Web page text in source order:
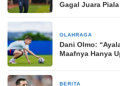
Gagal Juara
OLAHRAGA
Dani Olmo:
Maafnya Hanya
BERITA